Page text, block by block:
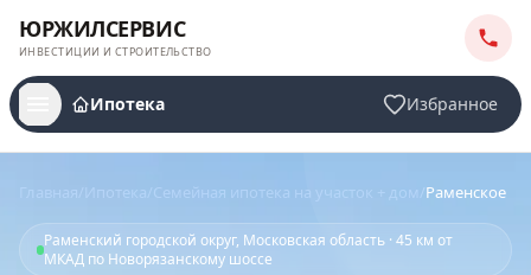
ЮРЖИЛСЕРВИС
ИНВЕСТИЦИИ И СТРОИТЕЛЬСТВО
Ипотека Избранное
Ипотека Семейная ипотека на участок + дом Раменское
Раменский городской округ, Московская область · 45 км от
МКАД по Новорязанскому шоссе